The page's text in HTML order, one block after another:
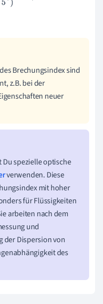
Brechungsindex sind
z.B. bei der
neuer
Du spezielle optische
verwenden. Diese
mit hoher
für Flüssigkeiten
arbeiten nach dem
und
der Dispersion von
des